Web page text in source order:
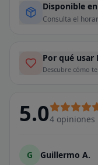
Disponible
Consulta el
Por qué usar
Descubre cómo
5.04 opiniones
G Guillermo A.